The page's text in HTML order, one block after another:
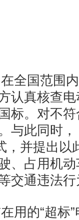
全国范围
认真核查
标。对不
与此同时
，并提出以
、占用机
交通违法
用的“超标